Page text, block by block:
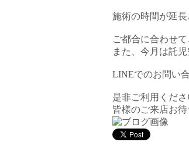
施術の時間が延長
ご都合に合わせて
また、今月は託
LINEでのお問い
是非ご利用くださ
皆様のご来店お待